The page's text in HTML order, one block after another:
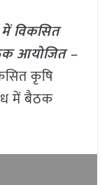
विकसित
आयोजित –
कृषि
में बैठक